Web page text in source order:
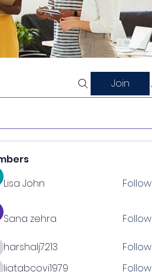
Join
Lisa John
Follow
Sana zehra Follow
harshalj7213 Follow
liatabcovi1979 Follow